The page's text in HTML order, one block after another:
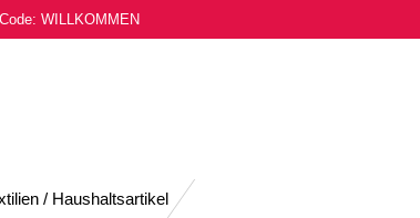
WILLKOMMEN
/ Haushaltsartikel